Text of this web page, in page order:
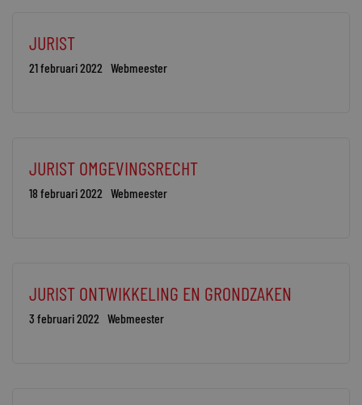
JURIST
21 februari 2022 Webmeester
JURIST OMGEVINGSRECHT
18 februari 2022 Webmeester
JURIST ONTWIKKELING EN GRONDZAKEN
3 februari 2022 Webmeester